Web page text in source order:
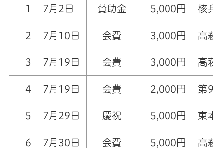
1 7月2日 賛助金 5,000円 核兵
2 7月10日 会費 3,000円 高萩
3 7月19日 会費 3,000円 高萩
4 7月19日 会費 2,000円 第95
5 7月29日 慶祝 5,000円 東本
6 7月30日 会費 5,000円 高萩